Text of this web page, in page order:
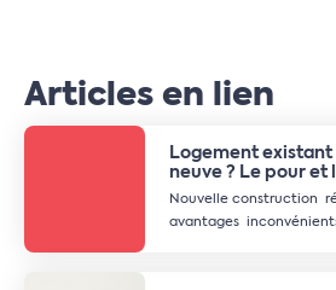
Articles en lien
Logement
neuve ? Le pour et
Nouvelle construction
avantages